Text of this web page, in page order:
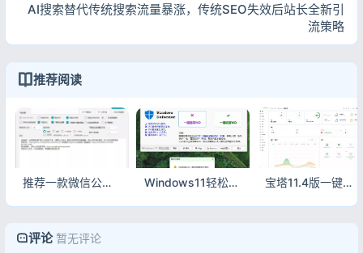
AI搜索替代传统搜索流量暴涨，传统SEO失效后站长全新引
流策略
推荐阅读
推荐一款微信公众号文章批量下载PC工具｜高效导出PDF/Word/MD Windows11轻松设置 V1.12 正式版下载 功能完整更新 宝塔11.4版一键优化脚本，去除广告/日志/强制绑定，运维更清爽
评论 暂无评论